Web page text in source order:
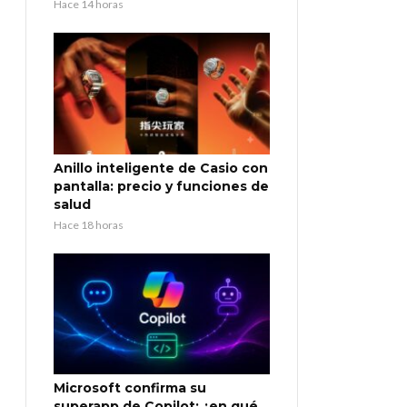
Hace 14 horas
Anillo inteligente de Casio con
pantalla: precio y funciones de
salud
Hace 18 horas
Microsoft confirma su